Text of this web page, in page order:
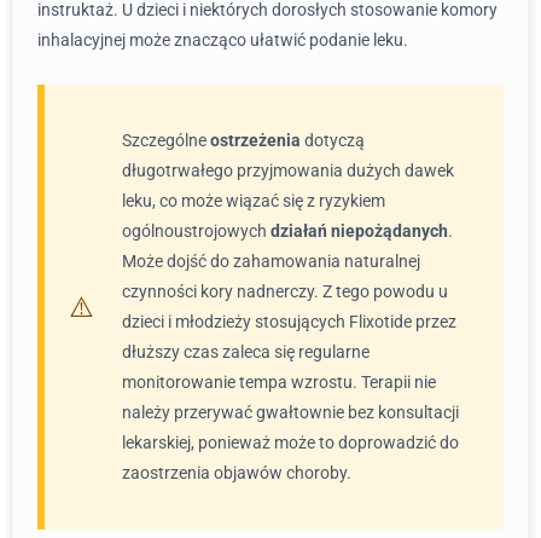
instruktaż. U dzieci i niektórych dorosłych stosowanie komory
inhalacyjnej może znacząco ułatwić podanie leku.
Szczególneostrzeżenia dotyczą
długotrwałego przyjmowania dużych dawek
leku, co może wiązać się z ryzykiem
ogólnoustrojowych działań niepożądanych.
Może dojść do zahamowania naturalnej
czynności kory nadnerczy. Z tego powodu u
dzieci i młodzieży stosujących Flixotide przez
dłuższy czas zaleca się regularne
monitorowanie tempa wzrostu. Terapii nie
należy przerywać gwałtownie bez konsultacji
lekarskiej, ponieważ może to doprowadzić do
zaostrzenia objawów choroby.